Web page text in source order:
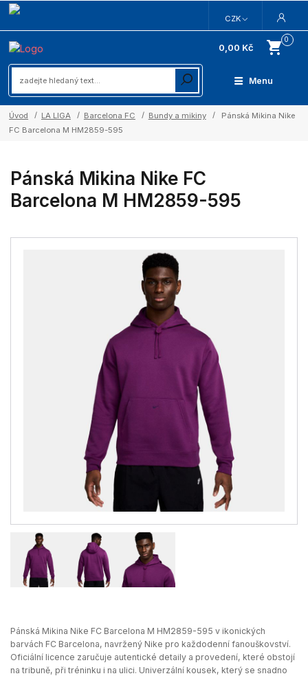
Menu
CZK
0
0,00 Kč
Úvod LA LIGA Barcelona FC Bundy a mikiny
Pánská Mikina Nike
FC Barcelona M HM2859-595
Pánská Mikina Nike FC
Barcelona M HM2859-595
Pánská Mikina Nike FC Barcelona M HM2859-595 v ikonických
barvách FC Barcelona, navržený Nike pro každodenní fanouškovství.
Oficiální licence zaručuje autentické detaily a provedení, které obstojí
na tribuně, při tréninku i na ulici. Univerzální kousek, který se snadno